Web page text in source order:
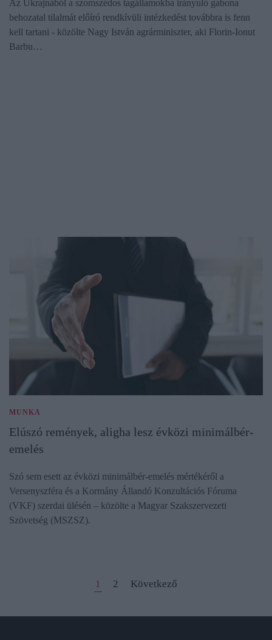
Az Ukrajnából a szomszédos tagállamokba irányuló gabona
behozatal tilalmát előíró rendkívüli intézkedést továbbra is fenn
kell tartani - közölte Nagy István agrárminiszter, aki Florin-Ionut
Barbu…
MUNKA
Elúszó remények, aligha lesz évközi minimálbér-
emelés
Szó sem esett az évközi minimálbér-emelés mértékéről a
Versenyszféra és a Kormány Állandó Konzultációs Fóruma
(VKF) szerdai ülésén – közölte a Magyar Szakszervezeti
Szövetség (MSZSZ).
1 2 Következő